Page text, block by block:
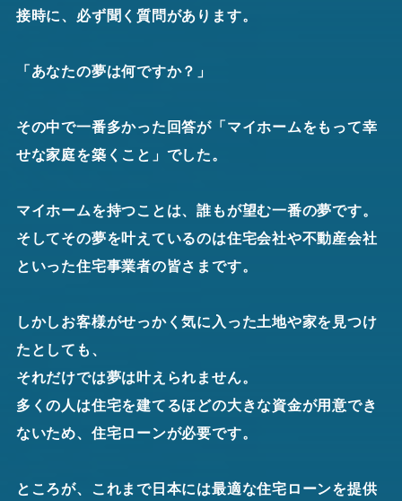
接時に、必ず聞く質問があります。
「あなたの夢は何ですか？」
その中で一番多かった回答が「マイホームをもって幸
せな家庭を築くこと」でした。
マイホームを持つことは、誰もが望む一番の夢です。
そしてその夢を叶えているのは住宅会社や不動産会社
といった住宅事業者の皆さまです。
しかしお客様がせっかく気に入った土地や家を見つけ
たとしても、
それだけでは夢は叶えられません。
多くの人は住宅を建てるほどの大きな資金が用意でき
ないため、住宅ローンが必要です。
ところが、これまで日本には最適な住宅ローンを提供